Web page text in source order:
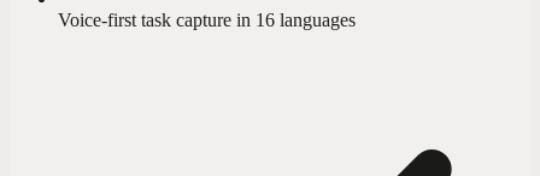
Voice-first task capture in 16 languages